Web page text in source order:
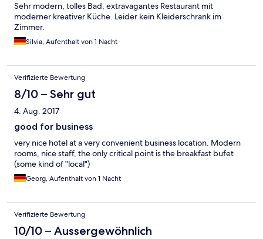
Sehr modern, tolles Bad, extravagantes Restaurant mit
moderner kreativer Küche. Leider kein Kleiderschrank im
Zimmer.
Silvia, Aufenthalt von 1 Nacht
Verifizierte Bewertung
8/10 – Sehr gut
4. Aug. 2017
good for business
very nice hotel at a very convenient business location. Modern
rooms, nice staff, the only critical point is the breakfast bufet
(some kind of "local")
Georg, Aufenthalt von 1 Nacht
Verifizierte Bewertung
10/10 – Aussergewöhnlich